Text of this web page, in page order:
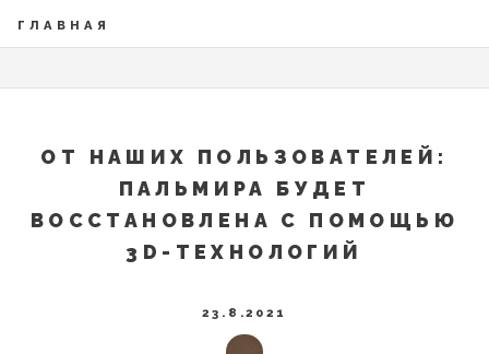
ГЛАВНАЯ
ОТ НАШИХ ПОЛЬЗОВАТЕЛЕЙ:
ПАЛЬМИРА БУДЕТ
ВОССТАНОВЛЕНА С ПОМОЩЬЮ
3D-ТЕХНОЛОГИЙ
23.8.2021